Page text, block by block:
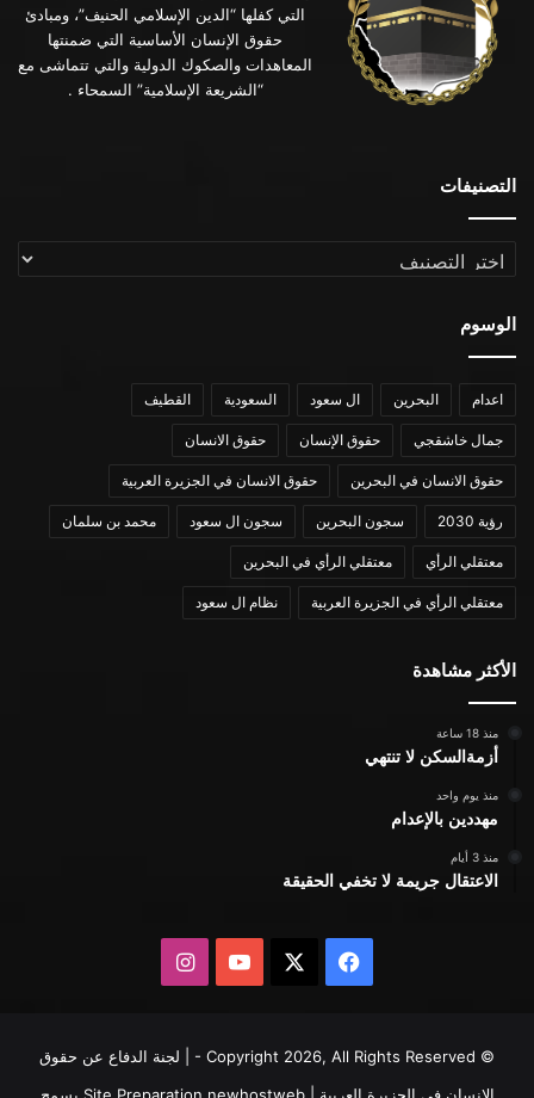
التي كفلها “الدين الإسلامي الحنيف”، ومبادئ
حقوق الإنسان الأساسية التي ضمنتها
المعاهدات والصكوك الدولية والتي تتماشى مع
“الشريعة الإسلامية” السمحاء .
التصنيفات
التصنيفات
الوسوم
اعدام البحرين ال سعود السعودية القطيف
جمال خاشقجي حقوق الإنسان حقوق الانسان
حقوق الانسان في البحرين حقوق الانسان في الجزيرة العربية
رؤية 2030 سجون البحرين سجون ال سعود محمد بن سلمان
معتقلي الرأي معتقلي الرأي في البحرين
معتقلي الرأي في الجزيرة العربية نظام ال سعود
الأكثر مشاهدة
منذ 18 ساعة
أزمةالسكن لا تنتهي
منذ يوم واحد
مهددين بالإعدام
منذ 3 أيام
الاعتقال جريمة لا تخفي الحقيقة
فيسبوك يوتيوبانستقرام
© Copyright 2026, All Rights Reserved - | لجنة الدفاع عن حقوق
الإنسان في الجزيرة العربية | Site Preparationnewhostweb يسمح